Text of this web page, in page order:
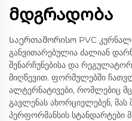
მდგრადობა
Საერთაშორისო PVC
განვითარებულია ძალიან
შენარჩუნებისა და
მიღწევით. ფორმულებში
ალტერნატივები, რომლებიც
გავლენას ახორციელებენ,
პერფორმანსის სტანდარტები